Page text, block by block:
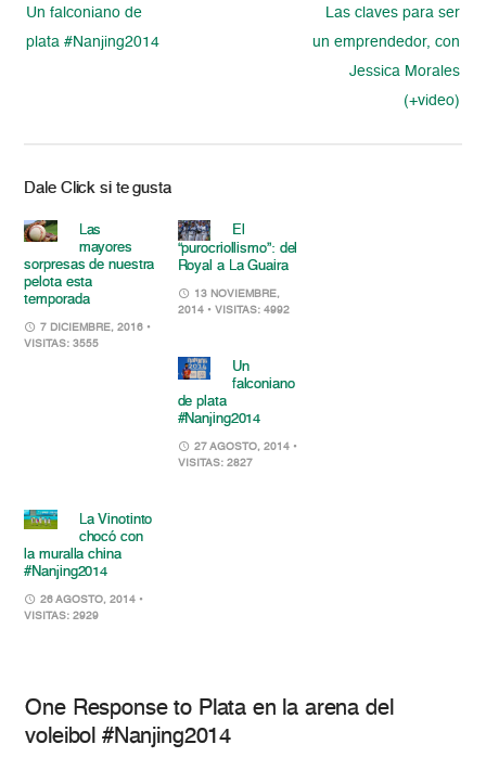
Un falconiano de
plata #Nanjing2014
Las claves para ser
un emprendedor, con
Jessica Morales
(+video)
Dale Click si te gusta
Las
mayores
sorpresas de nuestra
pelota esta
temporada
7 DICIEMBRE, 2016 •
VISITAS: 3555
El
“purocriollismo”: del
Royal a La Guaira
13 NOVIEMBRE,
2014 • VISITAS: 4992
Un
falconiano
de plata
#Nanjing2014
27 AGOSTO, 2014 •
VISITAS: 2827
La Vinotinto
chocó con
la muralla china
#Nanjing2014
26 AGOSTO, 2014 •
VISITAS: 2929
One Response to Plata en la arena del
voleibol #Nanjing2014